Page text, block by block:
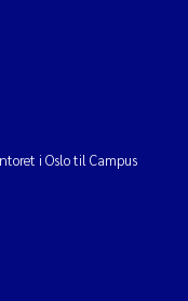
i Oslo til Campus